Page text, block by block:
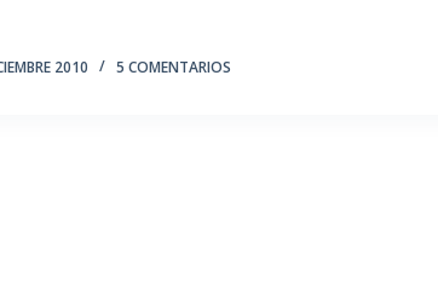
2010 5 COMENTARIOS